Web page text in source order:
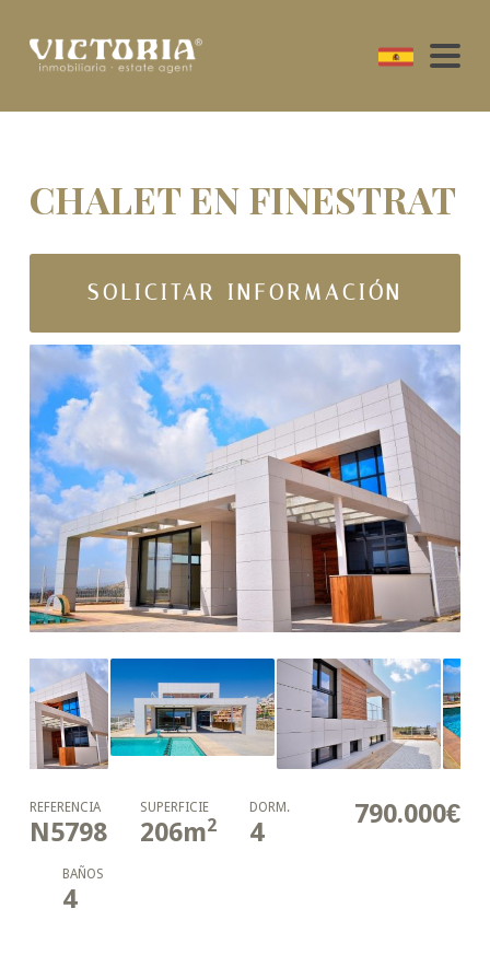
CHALET EN FINESTRAT
SOLICITAR INFORMACIÓN
790.000€
REFERENCIA
N5798
SUPERFICIE
206m2
DORM.
4
BAÑOS
4